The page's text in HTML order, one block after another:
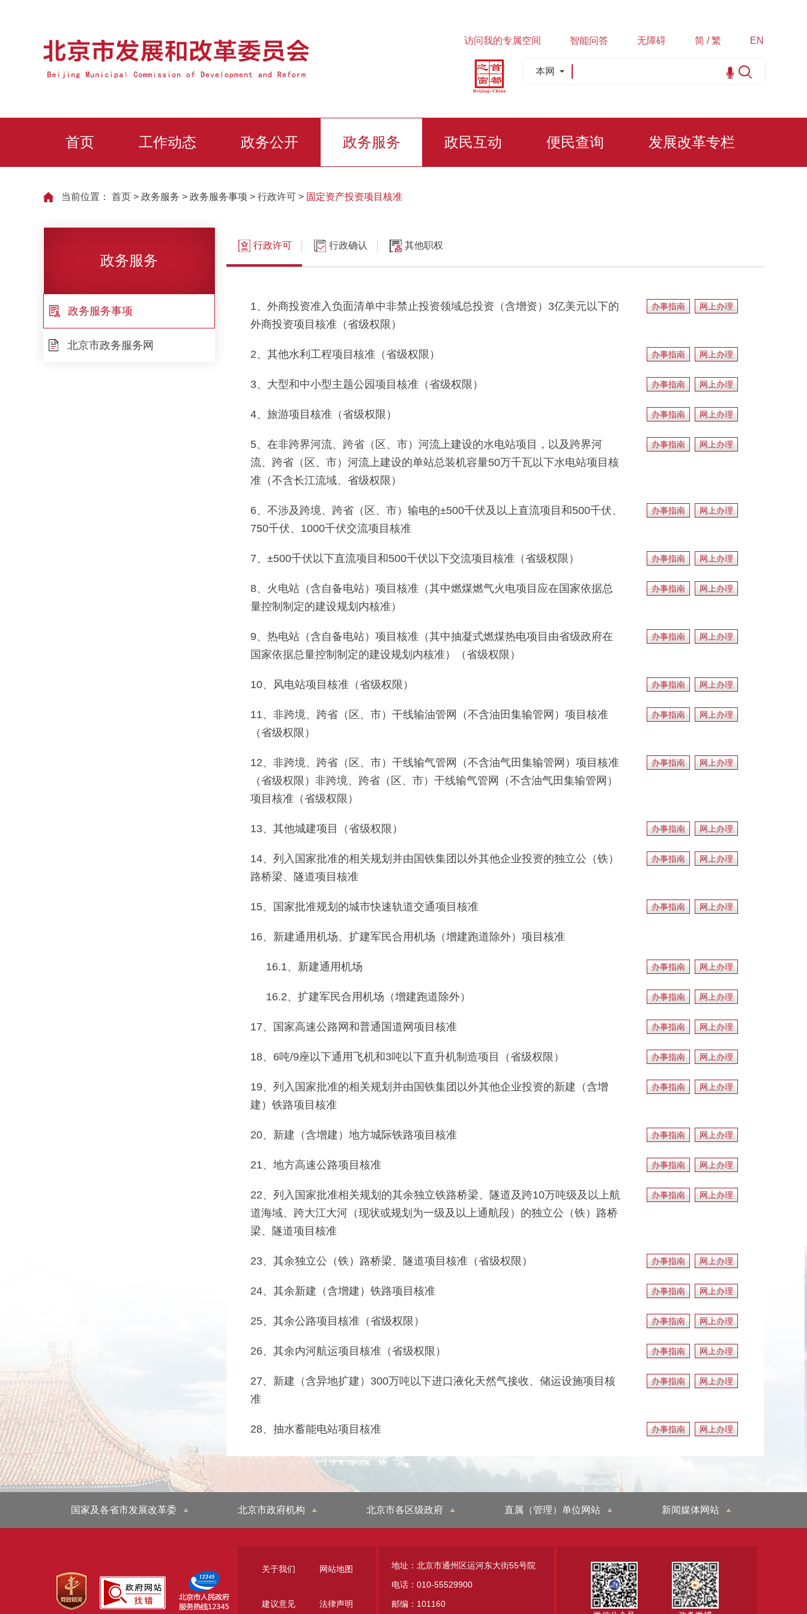
访问我的专属空间 智能问答 无障碍 简 / 繁 EN
本网
首页 工作动态 政务公开 政务服务 政民互动 便民查询 发展改革专栏
当前位置： 首页 > 政务服务 > 政务服务事项 > 行政许可 > 固定资产投资项目核准
政务服务
政务服务事项
北京市政务服务网
行政许可 行政确认 其他职权
1、外商投资准入负面清单中非禁止投资领域总投资（含增资）3亿美元以下的
外商投资项目核准（省级权限）
办事指南 网上办理
2、其他水利工程项目核准（省级权限） 办事指南 网上办理
3、大型和中小型主题公园项目核准（省级权限） 办事指南 网上办理
4、旅游项目核准（省级权限） 办事指南 网上办理
5、在非跨界河流、跨省（区、市）河流上建设的水电站项目，以及跨界河
流、跨省（区、市）河流上建设的单站总装机容量50万千瓦以下水电站项目核
准（不含长江流域、省级权限）
办事指南 网上办理
6、不涉及跨境、跨省（区、市）输电的±500千伏及以上直流项目和500千伏、
750千伏、1000千伏交流项目核准
办事指南 网上办理
7、±500千伏以下直流项目和500千伏以下交流项目核准（省级权限） 办事指南 网上办理
8、火电站（含自备电站）项目核准（其中燃煤燃气火电项目应在国家依据总
量控制制定的建设规划内核准）
办事指南 网上办理
9、热电站（含自备电站）项目核准（其中抽凝式燃煤热电项目由省级政府在
国家依据总量控制制定的建设规划内核准）（省级权限）
办事指南 网上办理
10、风电站项目核准（省级权限） 办事指南 网上办理
11、非跨境、跨省（区、市）干线输油管网（不含油田集输管网）项目核准
（省级权限）
办事指南 网上办理
12、非跨境、跨省（区、市）干线输气管网（不含油气田集输管网）项目核准
（省级权限）非跨境、跨省（区、市）干线输气管网（不含油气田集输管网）
项目核准（省级权限）
办事指南 网上办理
13、其他城建项目（省级权限） 办事指南 网上办理
14、列入国家批准的相关规划并由国铁集团以外其他企业投资的独立公（铁）
路桥梁、隧道项目核准
办事指南 网上办理
15、国家批准规划的城市快速轨道交通项目核准 办事指南 网上办理
16、新建通用机场、扩建军民合用机场（增建跑道除外）项目核准
16.1、新建通用机场 办事指南 网上办理
16.2、扩建军民合用机场（增建跑道除外） 办事指南 网上办理
17、国家高速公路网和普通国道网项目核准 办事指南 网上办理
18、6吨/9座以下通用飞机和3吨以下直升机制造项目（省级权限） 办事指南 网上办理
19、列入国家批准的相关规划并由国铁集团以外其他企业投资的新建（含增
建）铁路项目核准
办事指南 网上办理
20、新建（含增建）地方城际铁路项目核准 办事指南 网上办理
21、地方高速公路项目核准 办事指南 网上办理
22、列入国家批准相关规划的其余独立铁路桥梁、隧道及跨10万吨级及以上航
道海域、跨大江大河（现状或规划为一级及以上通航段）的独立公（铁）路桥
梁、隧道项目核准
办事指南 网上办理
23、其余独立公（铁）路桥梁、隧道项目核准（省级权限） 办事指南 网上办理
24、其余新建（含增建）铁路项目核准 办事指南 网上办理
25、其余公路项目核准（省级权限） 办事指南 网上办理
26、其余内河航运项目核准（省级权限） 办事指南 网上办理
27、新建（含异地扩建）300万吨以下进口液化天然气接收、储运设施项目核
准
办事指南 网上办理
28、抽水蓄能电站项目核准 办事指南 网上办理
国家及各省市发展改革委 北京市政府机构 北京市各区级政府 直属（管理）单位网站 新闻媒体网站
关于我们 网站地图
建议意见 法律声明
地址：北京市通州区运河东大街55号院
电话：010-55529900
邮编：101160